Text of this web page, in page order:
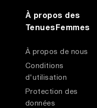
À propos des
TenuesFemmes
À propos de nous
Conditions
d'utilisation
Protection des
données